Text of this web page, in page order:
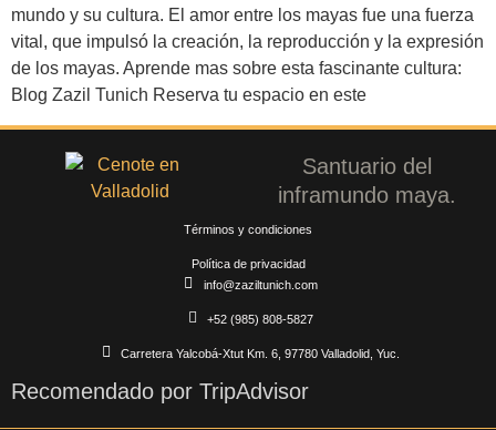
mundo y su cultura. El amor entre los mayas fue una fuerza
vital, que impulsó la creación, la reproducción y la expresión
de los mayas. Aprende mas sobre esta fascinante cultura:
Blog Zazil Tunich Reserva tu espacio en este
Santuario del
inframundo maya.
info@zaziltunich.com
+52 (985) 808-5827
Carretera Yalcobá-Xtut Km. 6, 97780 Valladolid, Yuc.
Términos y condiciones
Política de privacidad
Recomendado por TripAdvisor